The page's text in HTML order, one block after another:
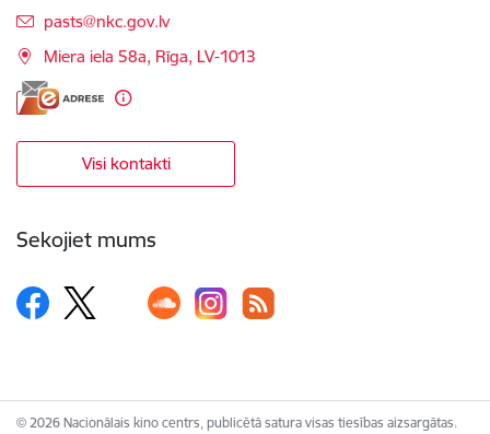
E-pasts:
pasts@nkc.gov.lv
Miera iela 58a, Rīga, LV-1013
Visi kontakti
Sekojiet mums
© 2026 Nacionālais kino centrs, publicētā satura visas tiesības aizsargātas.